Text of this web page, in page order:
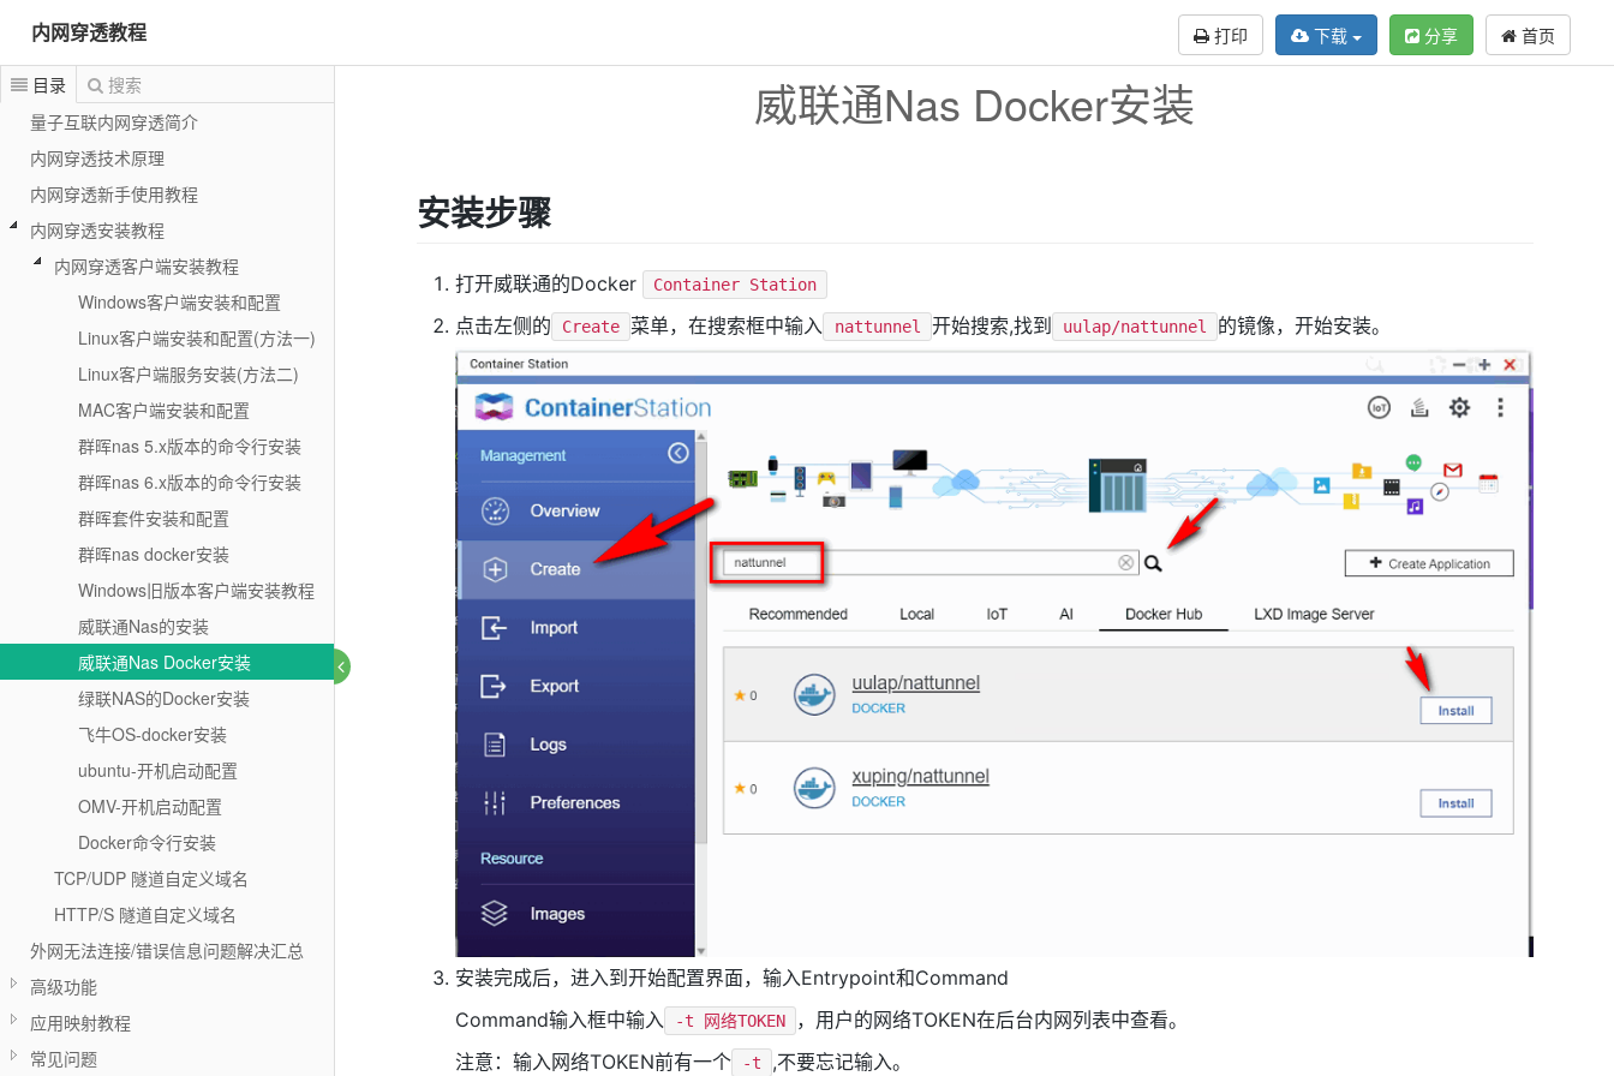
内网穿透教程 打印 首页
分享
下载
目录
搜索
量子互联内网穿透简介
内网穿透技术原理
内网穿透新手使用教程
内网穿透安装教程
内网穿透客户端安装教程
Windows客户端安装和配置
Linux客户端安装和配置(方法一)
Linux客户端服务安装(方法二)
MAC客户端安装和配置
群晖nas 5.x版本的命令行安装
群晖nas 6.x版本的命令行安装
群晖套件安装和配置
群晖nas docker安装
Windows旧版本客户端安装教程
威联通Nas的安装
威联通Nas Docker安装
绿联NAS的Docker安装
飞牛OS-docker安装
ubuntu-开机启动配置
OMV-开机启动配置
Docker命令行安装
TCP/UDP 隧道自定义域名
HTTP/S 隧道自定义域名
外网无法连接/错误信息问题解决汇总
高级功能
应用映射教程
常见问题
威联通Nas Docker安装
安装步骤
打开威联通的Docker Container Station
点击左侧的 Create 菜单，在搜索框中输入 nattunnel 开始搜索,找到 uulap/nattunnel 的镜像，开始安装。
安装完成后，进入到开始配置界面，输入Entrypoint和Command
Command输入框中输入
-t 网络TOKEN
，用户的网络TOKEN在后台内网列表中查看。
注意：输入网络TOKEN前有一个
-t ,不要忘记输入。